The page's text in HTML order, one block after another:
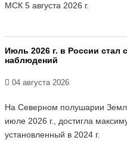
МСК 5 августа 2026 г.
Июль 2026 г. в России
наблюдений
04 августа 2026
На Северном полушарии
июле 2026 г., достигла
установленный в 2024 г.